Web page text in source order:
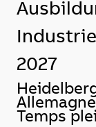
2027
Allemagne
Temps